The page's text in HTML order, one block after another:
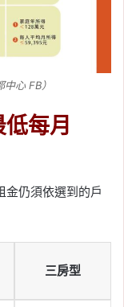
心 FB）
每月
金仍須依選到的戶
三房型